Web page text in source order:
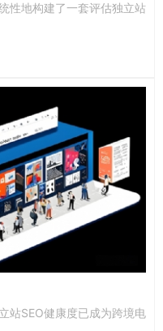
性地构建了一套评估独立站
站SEO健康度已成为跨境电